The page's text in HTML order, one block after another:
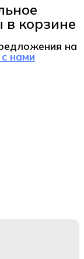
корзине
на
нами